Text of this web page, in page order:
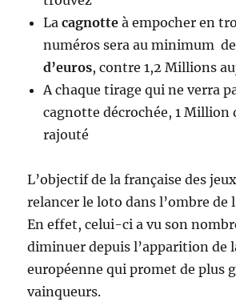
Lacagnotteà empocher en
numéros sera au minimum
d’euros, contre 1,2 Millions
A chaque tirage qui ne verra
cagnotte décrochée, 1 Million
rajouté
L’objectif de la française des
relancer le loto dans l’ombre de
En effet, celui-ci a vu son
diminuer depuis l’apparition de
européenne qui promet de plus
vainqueurs.